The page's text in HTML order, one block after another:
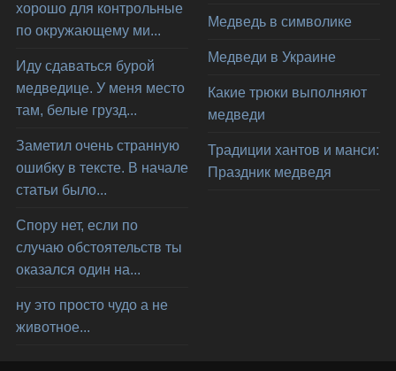
хорошо для контрольные
по окружающему ми...
Иду сдаваться бурой
медведице. У меня место
там, белые грузд...
Заметил очень странную
ошибку в тексте. В начале
статьи было...
Спору нет, если по
случаю обстоятельств ты
оказался один на...
ну это просто чудо а не
животное...
Медведь в символике
Медведи в Украине
Какие трюки выполняют
медведи
Традиции хантов и манси:
Праздник медведя